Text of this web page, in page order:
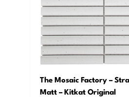
The Mosaic Factory –
Matt – Kitkat Original